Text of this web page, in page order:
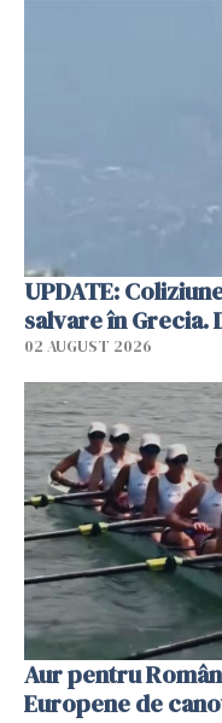
UPDATE:
salvare în Grecia.
02 AUGUST 2026
Aur pentru
Europene de